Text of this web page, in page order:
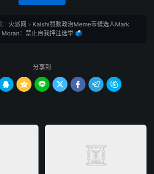
火派网 » Kalshi罚款政治Meme币候选人Mark
Moran：禁止自我押注选举 🗳️
分享到
      